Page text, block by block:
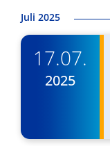
Juli 2025
17.07.
2025